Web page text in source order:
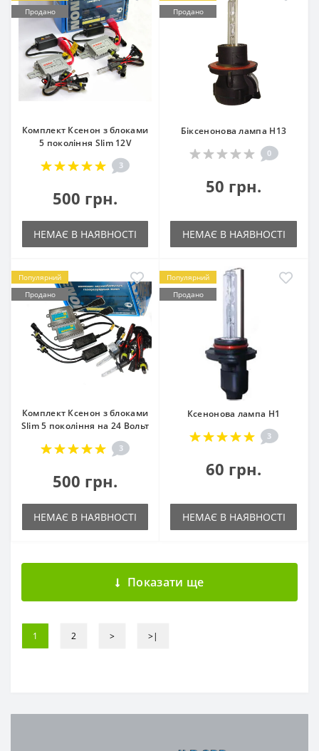
Продано
Комплект Ксенон з блоками
5 покоління Slim 12V
3
500 грн.
НЕМАЄ В НАЯВНОСТІ
Продано
Біксенонова лампа H13
0
50 грн.
НЕМАЄ В НАЯВНОСТІ
Популярний
Продано
Комплект Ксенон з блоками
Slim 5 покоління на 24 Вольт
3
500 грн.
НЕМАЄ В НАЯВНОСТІ
Популярний
Продано
Ксенонова лампа H1
3
60 грн.
НЕМАЄ В НАЯВНОСТІ
Показати ще
1 2 > >|